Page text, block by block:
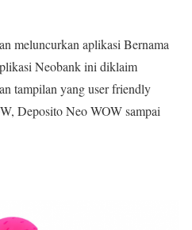
meluncurkan aplikasi Bernama
Neobank ini diklaim
tampilan yang user friendly
Deposito Neo WOW sampai